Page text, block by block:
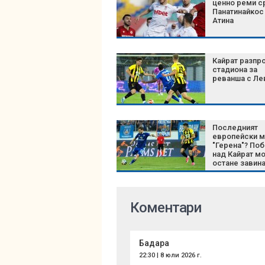
ценно реми
Панатинайкос
Атина
Кайрат
стадиона за
реванша с
Последният
европейски
"Герена"?
над Кайрат
остане
историята на
Коментари
Бадара
22:30 | 8 юли 2026 г.